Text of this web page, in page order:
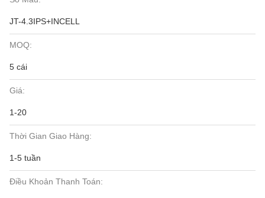
JT-4.3IPS+INCELL
MOQ:
5 cái
Giá:
1-20
Thời Gian Giao Hàng:
1-5 tuần
Điều Khoản Thanh Toán: